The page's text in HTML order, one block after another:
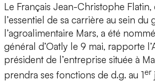
Le Français Jean-Christophe Flatin,
l’essentiel de sa carrière au sein du
l’agroalimentaire Mars, a été
général d’Oatly le 9 mai, rapporte
président de l’entreprise située à
prendra ses fonctions de d.g. au 1er